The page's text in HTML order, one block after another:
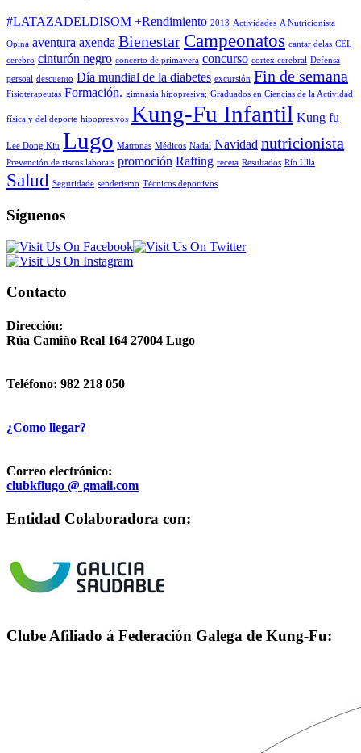
#LATAZADELDISOM +Rendimiento 2013 Actividades A Nutricionista
Opina aventura axenda Bienestar Campeonatos cantar delas CEL
cerebro cinturón negro concerto de primavera concurso cortex cerebral Defensa
persoal descuento Día mundial de la diabetes excursión Fin de semana
Fisioterapeutas Formación. gimnasia hipopresiva; Graduados en Ciencias de la Actividad
física y del deporte hipopresivos Kung-Fu Infantil Kung fu
Lee Dong Kiu Lugo Matronas Médicos Nadal Navidad nutricionista
Prevención de riscos laborais promoción Rafting receta Resultados Río Ulla
Salud Seguridade senderismo Técnicos deportivos
Síguenos
Contacto
Dirección:
Rúa Camiño Real 164 27004 Lugo
Teléfono: 982 218 050
¿Como llegar?
Correo electrónico:
clubkflugo @ gmail.com
Entidad Colaboradora con:
Clube Afiliado á Federación Galega de Kung-Fu: